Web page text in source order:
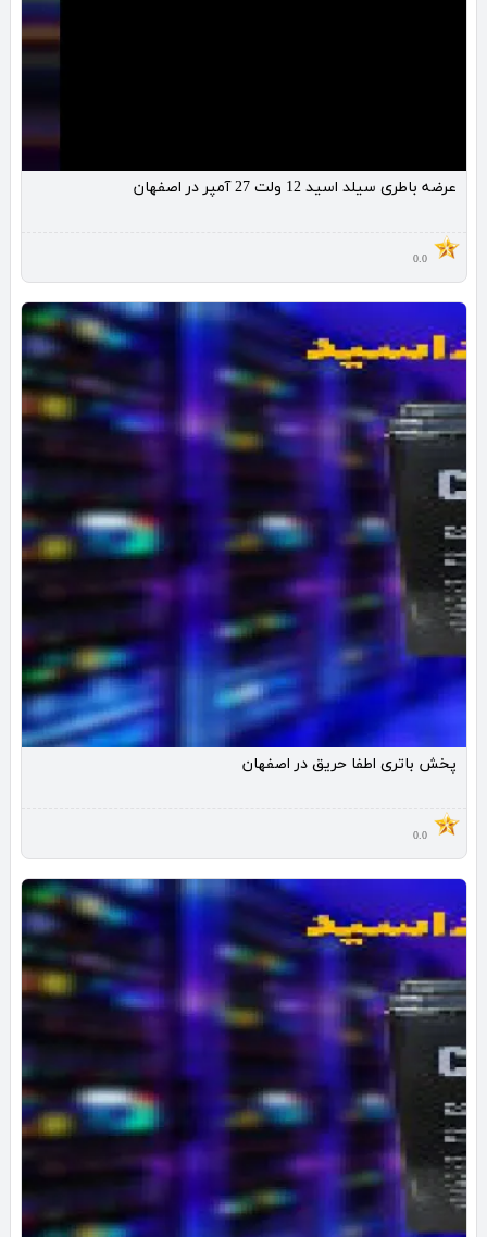
عرضه باطری سیلد اسید 12 ولت 27 آمپر در اصفهان
0.0
پخش باتری اطفا حریق در اصفهان
0.0